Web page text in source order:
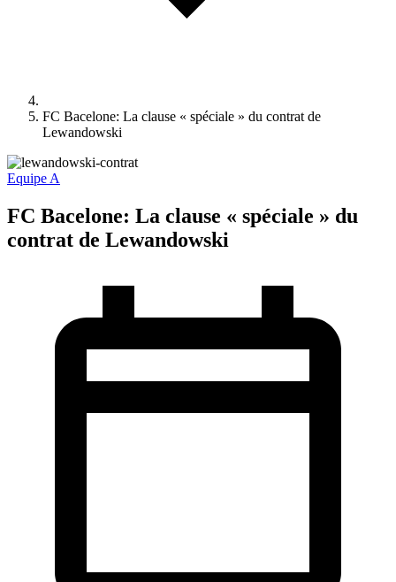
FC Bacelone: La clause « spéciale » du contrat de
Lewandowski
Equipe A
FC Bacelone: La clause « spéciale » du
contrat de Lewandowski